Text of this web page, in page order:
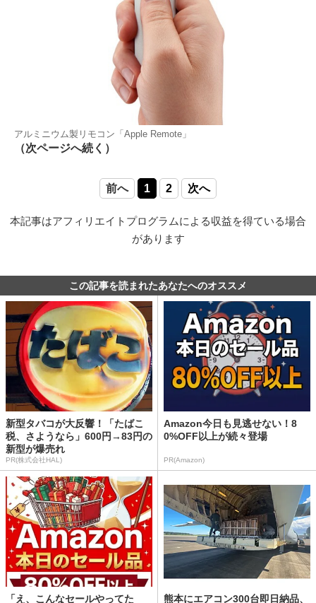
アルミニウム製リモコン「Apple Remote」
（次ページへ続く）
前へ 1 2 次へ
本記事はアフィリエイトプログラムによる収益を得ている場合
があります
この記事を読まれたあなたへのオススメ
新型タバコが大反響！「たばこ
税、さようなら」600円→83円の
新型が爆売れ
PR(株式会社HAL)
Amazon今日も見逃せない！8
0%OFF以上が続々登場
PR(Amazon)
「え、こんなセールやってた 熊本にエアコン300台即日納品、